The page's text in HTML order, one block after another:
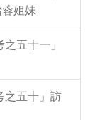
姐妹
五十一」
之五十」訪